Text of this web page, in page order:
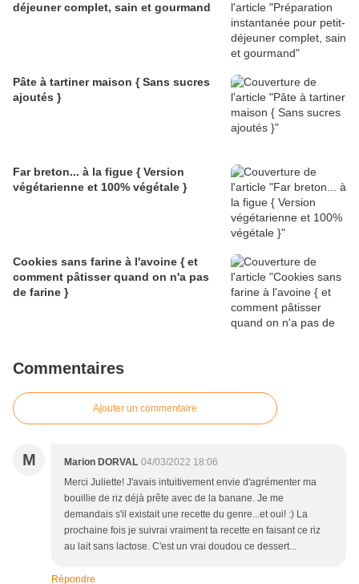
déjeuner complet, sain et gourmand
Pâte à tartiner maison { Sans sucres
ajoutés }
Far breton... à la figue { Version
végétarienne et 100% végétale }
Cookies sans farine à l'avoine { et
comment pâtisser quand on n'a pas
de farine }
Commentaires
Ajouter un commentaire
M Marion DORVAL 04/03/2022 18:06
Merci Juliette! J'avais intuitivement envie d'agrémenter ma
bouillie de riz déjà prête avec de la banane. Je me
demandais s'il existait une recette du genre...et oui! :) La
prochaine fois je suivrai vraiment ta recette en faisant ce riz
au lait sans lactose. C'est un vrai doudou ce dessert...
Répondre